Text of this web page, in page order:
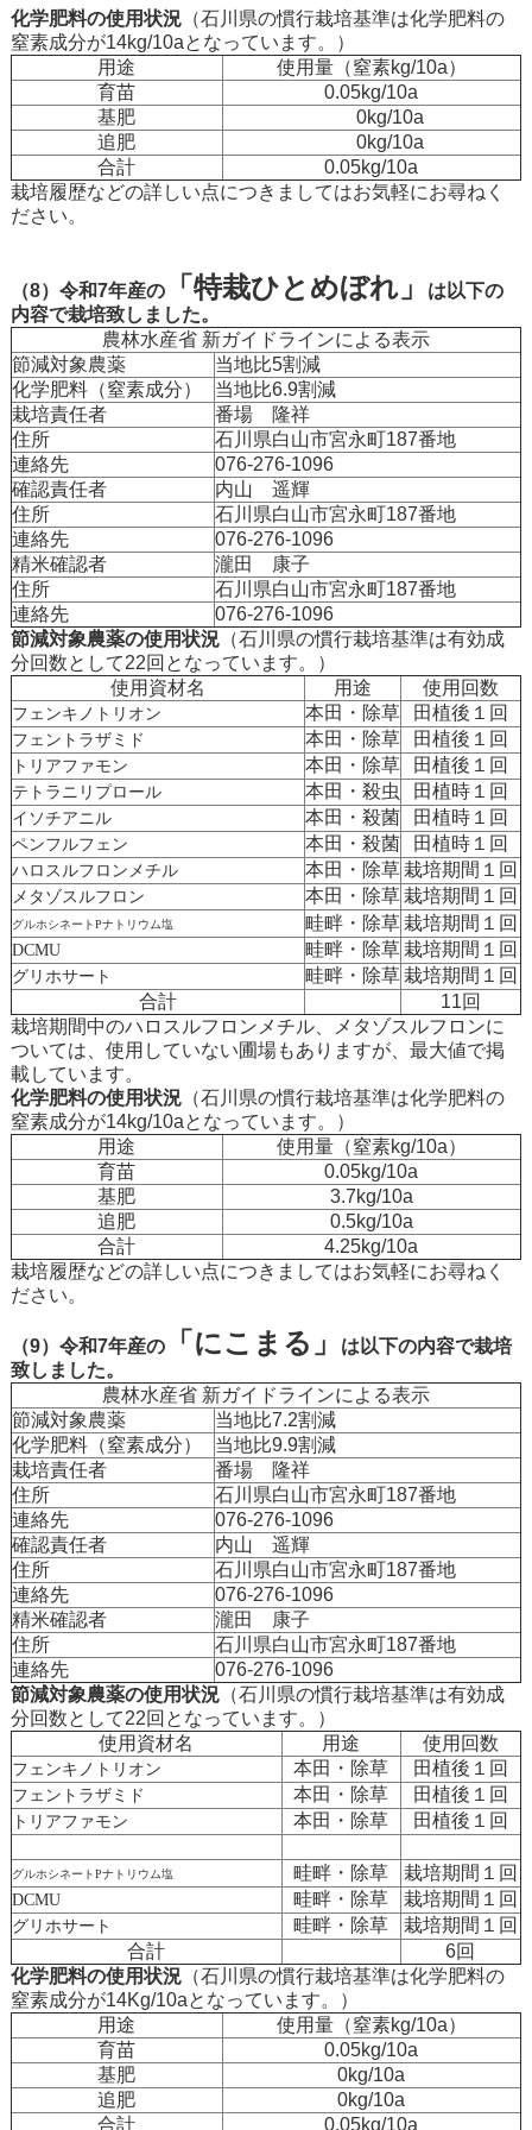
化学肥料の使用状況（石川県の慣行栽培基準は化学肥料の
窒素成分が14kg/10aとなっています。）
用途
使用量（窒素kg/10a）
育苗
0.05kg/10a
基肥
0kg/10a
追肥
0kg/10a
合計
0.05kg/10a
栽培履歴などの詳しい点につきましてはお気軽にお尋ねく
ださい。
（8）令和7年産の「特栽ひとめぼれ」
は以下の
内容で栽培致しました。
農林水産省 新ガイドラインによる表示
節減対象農薬
当地比5割減
化学肥料（窒素成分）
当地比6.9割減
栽培責任者
番場 隆祥
住所
石川県白山市宮永町187番地
連絡先
076-276-1096
確認責任者
内山 遥輝
住所
石川県白山市宮永町187番地
連絡先
076-276-1096
精米確認者
瀧田 康子
住所
石川県白山市宮永町187番地
連絡先
076-276-1096
節減対象農薬の使用状況（石川県の慣行栽培基準は有効成
分回数として22回となっています。）
使用資材名
用途 使用回数
フェンキノトリオン 本田・除草 田植後１回
フェントラザミド 本田・除草 田植後１回
トリアファモン 本田・除草 田植後１回
テトラニリプロール 本田・殺虫 田植時１回
イソチアニル 本田・殺菌 田植時１回
ペンフルフェン 本田・殺菌 田植時１回
ハロスルフロンメチル 本田・除草栽培期間１回
メタゾスルフロン 本田・除草栽培期間１回
グルホシネートPナトリウム塩 畦畔・除草栽培期間１回
DCMU 畦畔・除草栽培期間１回
グリホサート 畦畔・除草栽培期間１回
合計
11回
栽培期間中のハロスルフロンメチル、メタゾスルフロンに
ついては、使用していない圃場もありますが、最大値で掲
載しています。
化学肥料の使用状況（石川県の慣行栽培基準は化学肥料の
窒素成分が14kg/10aとなっています。）
用途
使用量（窒素kg/10a）
育苗
0.05kg/10a
基肥
3.7kg/10a
追肥
0.5kg/10a
合計
4.25kg/10a
栽培履歴などの詳しい点につきましてはお気軽にお尋ねく
ださい。
（9）令和7年産の「にこまる」
は以下の内容で栽培
致しました。
農林水産省 新ガイドラインによる表示
節減対象農薬
当地比7.2割減
化学肥料（窒素成分）
当地比9.9割減
栽培責任者
番場 隆祥
住所
石川県白山市宮永町187番地
連絡先
076-276-1096
確認責任者
内山 遥輝
住所
石川県白山市宮永町187番地
連絡先
076-276-1096
精米確認者
瀧田 康子
住所
石川県白山市宮永町187番地
連絡先
076-276-1096
節減対象農薬の使用状況（石川県の慣行栽培基準は有効成
分回数として22回となっています。）
使用資材名
用途 使用回数
フェンキノトリオン 本田・除草 田植後１回
フェントラザミド 本田・除草 田植後１回
トリアファモン 本田・除草 田植後１回
グルホシネートPナトリウム塩 畦畔・除草 栽培期間１回
DCMU 畦畔・除草 栽培期間１回
グリホサート 畦畔・除草
栽培期間１回
合計
6回
化学肥料の使用状況（石川県の慣行栽培基準は化学肥料の
窒素成分が14Kg/10aとなっています。）
用途
使用量（窒素kg/10a）
育苗
0.05kg/10a
基肥
0kg/10a
追肥
0kg/10a
合計
0.05kg/10a